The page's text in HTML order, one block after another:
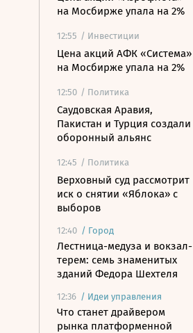
на Мосбирже упала на 2%
12:55 / Инвестиции
Цена акций АФК «Система»
на Мосбирже упала на 2%
12:50 / Политика
Саудовская Аравия,
Пакистан и Турция создали
оборонный альянс
12:45 / Политика
Верховный суд рассмотрит
иск о снятии «Яблока» с
выборов
12:40 / Город
Лестница-медуза и вокзал-
терем: семь знаменитых
зданий Федора Шехтеля
12:36 / Идеи управления
Что станет драйвером
рынка платформенной